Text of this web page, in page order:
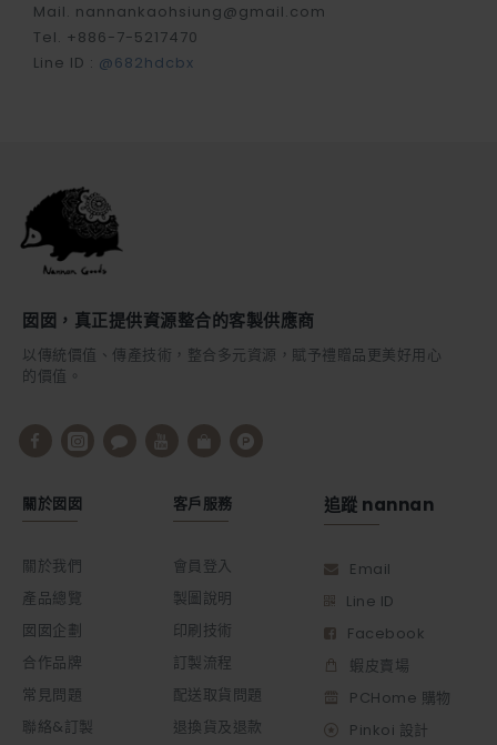
Mail. nannankaohsiung@gmail.com
Tel. +886-7-5217470
Line ID : @682hdcbx
囡囡，真正提供資源整合的客製供應商
以傳統價值、傳產技術，整合多元資源，賦予禮贈品更美好用心
的價值。
關於囡囡
關於我們
產品總覽
囡囡企劃
合作品牌
常見問題
聯絡&訂製
客戶服務
會員登入
製圖說明
印刷技術
訂製流程
配送取貨問題
退換貨及退款
追蹤 nannan
Email
Line ID
Facebook
蝦皮賣場
PCHome 購物
Pinkoi 設計